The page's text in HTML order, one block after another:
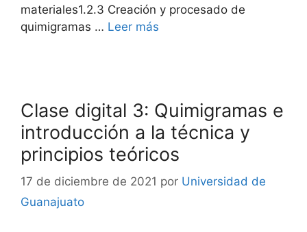
materiales1.2.3 Creación y procesado de
quimigramas … Leer más
Clase digital 3: Quimigramas e
introducción a la técnica y
principios teóricos
17 de diciembre de 2021 por Universidad de
Guanajuato